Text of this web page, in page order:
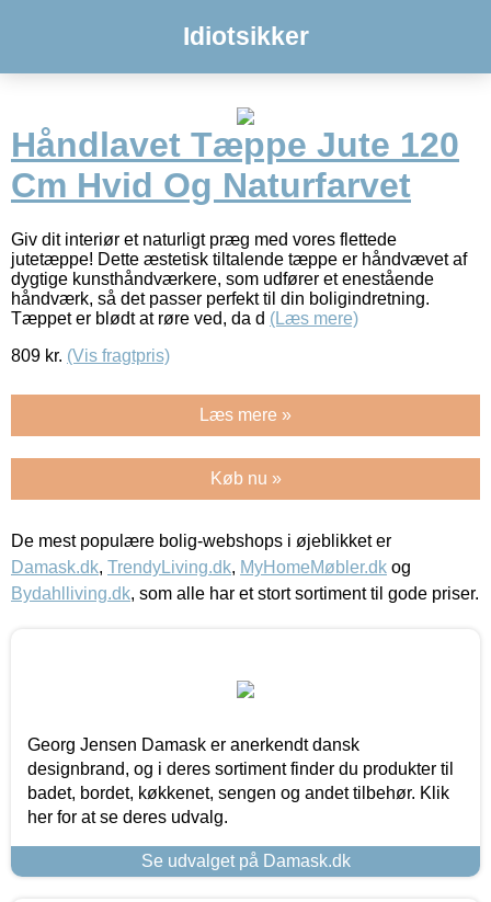
Idiotsikker
Håndlavet Tæppe Jute 120
Cm Hvid Og Naturfarvet
Giv dit interiør et naturligt præg med vores flettede
jutetæppe! Dette æstetisk tiltalende tæppe er håndvævet af
dygtige kunsthåndværkere, som udfører et enestående
håndværk, så det passer perfekt til din boligindretning.
Tæppet er blødt at røre ved, da d (Læs mere)
809 kr. (Vis fragtpris)
Læs mere »
Køb nu »
De mest populære bolig-webshops i øjeblikket er
Damask.dk, TrendyLiving.dk, MyHomeMøbler.dk og
Bydahlliving.dk, som alle har et stort sortiment til gode priser.
Georg Jensen Damask er anerkendt dansk
designbrand, og i deres sortiment finder du produkter til
badet, bordet, køkkenet, sengen og andet tilbehør. Klik
her for at se deres udvalg.
Se udvalget på Damask.dk